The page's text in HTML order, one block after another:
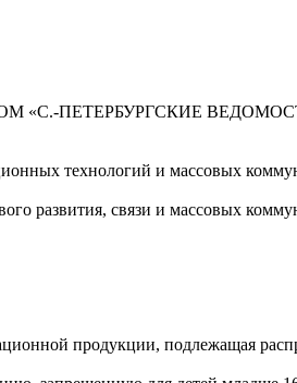
«С.-ПЕТЕРБУРГСКИЕ
технологий и массовых
развития, связи и массовых
продукции, подлежащая